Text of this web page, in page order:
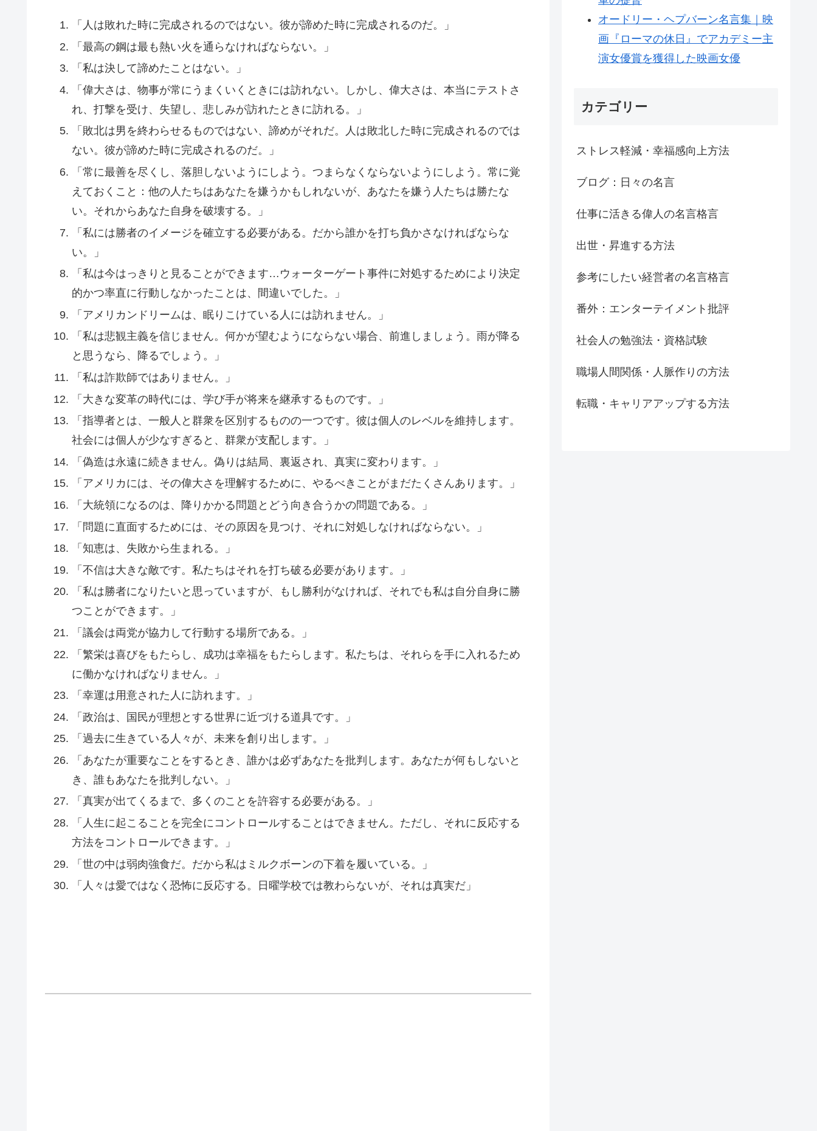
「人は敗れた時に完成されるのではない。彼が諦めた時に完成されるのだ。」
「最高の鋼は最も熱い火を通らなければならない。」
「私は決して諦めたことはない。」
「偉大さは、物事が常にうまくいくときには訪れない。しかし、偉大さは、本当にテストさ
れ、打撃を受け、失望し、悲しみが訪れたときに訪れる。」
「敗北は男を終わらせるものではない、諦めがそれだ。人は敗北した時に完成されるのでは
ない。彼が諦めた時に完成されるのだ。」
「常に最善を尽くし、落胆しないようにしよう。つまらなくならないようにしよう。常に覚
えておくこと：他の人たちはあなたを嫌うかもしれないが、あなたを嫌う人たちは勝たな
い。それからあなた自身を破壊する。」
「私には勝者のイメージを確立する必要がある。だから誰かを打ち負かさなければならな
い。」
「私は今はっきりと見ることができます…ウォーターゲート事件に対処するためにより決定
的かつ率直に行動しなかったことは、間違いでした。」
「アメリカンドリームは、眠りこけている人には訪れません。」
「私は悲観主義を信じません。何かが望むようにならない場合、前進しましょう。雨が降る
と思うなら、降るでしょう。」
「私は詐欺師ではありません。」
「大きな変革の時代には、学び手が将来を継承するものです。」
「指導者とは、一般人と群衆を区別するものの一つです。彼は個人のレベルを維持します。
社会には個人が少なすぎると、群衆が支配します。」
「偽造は永遠に続きません。偽りは結局、裏返され、真実に変わります。」
「アメリカには、その偉大さを理解するために、やるべきことがまだたくさんあります。」
「大統領になるのは、降りかかる問題とどう向き合うかの問題である。」
「問題に直面するためには、その原因を見つけ、それに対処しなければならない。」
「知恵は、失敗から生まれる。」
「不信は大きな敵です。私たちはそれを打ち破る必要があります。」
「私は勝者になりたいと思っていますが、もし勝利がなければ、それでも私は自分自身に勝
つことができます。」
「議会は両党が協力して行動する場所である。」
「繁栄は喜びをもたらし、成功は幸福をもたらします。私たちは、それらを手に入れるため
に働かなければなりません。」
「幸運は用意された人に訪れます。」
「政治は、国民が理想とする世界に近づける道具です。」
「過去に生きている人々が、未来を創り出します。」
「あなたが重要なことをするとき、誰かは必ずあなたを批判します。あなたが何もしないと
き、誰もあなたを批判しない。」
「真実が出てくるまで、多くのことを許容する必要がある。」
「人生に起こることを完全にコントロールすることはできません。ただし、それに反応する
方法をコントロールできます。」
「世の中は弱肉強食だ。だから私はミルクボーンの下着を履いている。」
「人々は愛ではなく恐怖に反応する。日曜学校では教わらないが、それは真実だ」
オードリー・ヘプバーン名言集｜映
画『ローマの休日』でアカデミー主
演女優賞を獲得した映画女優
カテゴリー
ストレス軽減・幸福感向上方法
ブログ：日々の名言
仕事に活きる偉人の名言格言
出世・昇進する方法
参考にしたい経営者の名言格言
番外：エンターテイメント批評
社会人の勉強法・資格試験
職場人間関係・人脈作りの方法
転職・キャリアアップする方法